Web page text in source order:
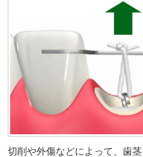
切削や外傷などによって、歯